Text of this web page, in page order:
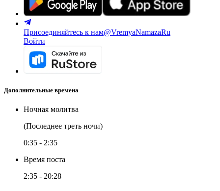
Присоединяйтесь к нам@VremyaNamazaRu
Войти
Дополнительные времена
Ночная молитва
(Последнее треть ночи)
0:35 - 2:35
Время поста
2:35 - 20:28